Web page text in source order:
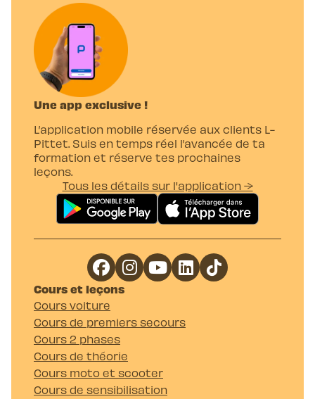
Une app exclusive !
L’application mobile réservée aux clients L-
Pittet. Suis en temps réel l’avancée de ta
formation et réserve tes prochaines
leçons.
Tous les détails sur l'application →
Cours et leçons
Cours voiture
Cours de premiers secours
Cours 2 phases
Cours de théorie
Cours moto et scooter
Cours de sensibilisation